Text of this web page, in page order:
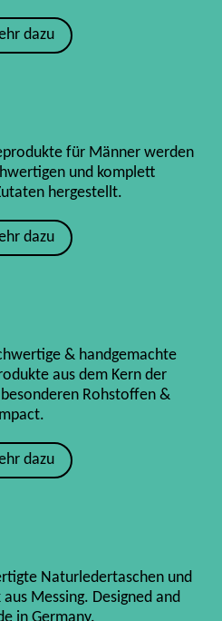
dazu
für Männer werden
und komplett
hergestellt.
dazu
& handgemachte
aus dem Kern der
Rohstoffen &
Impact.
dazu
Naturledertaschen und
Messing. Designed and